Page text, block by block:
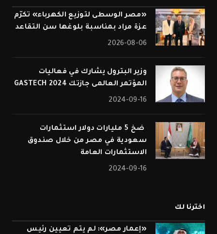
«مصر الوسطى لتوزيع الكهرباء» تكرّم
عزة مراد بمناسبة بلوغها سن التقاعد
2026-08-06
وزير البترول يشارك في فعاليات
المؤتمر العالمى جازتك 2024 GASTECH
2024-09-16
⁠ ضخ 5 مليارات دولار استثمارات
سعودية في مصر من خلال صندوق
الاستثمارات العامة
2024-09-16
اخترنا لك
«إعمار مصر»: لم يتم تعيين رئيس